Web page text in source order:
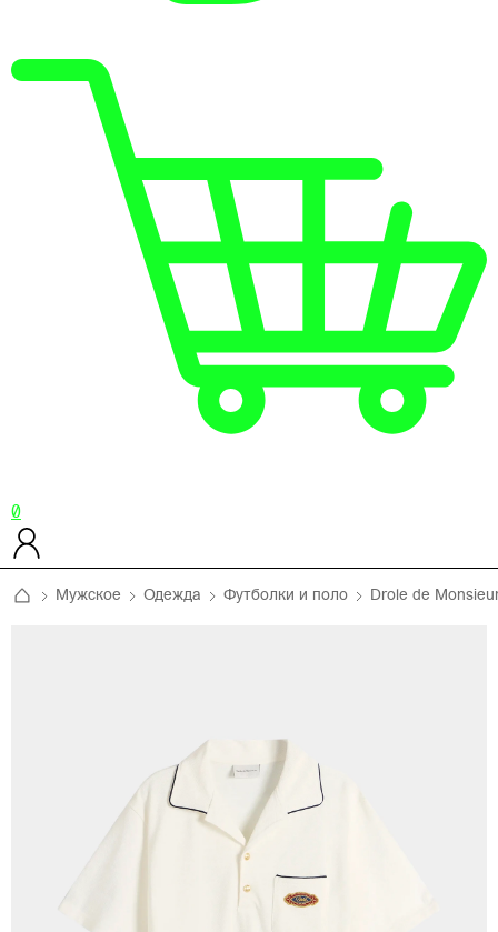
0
Мужское Одежда Футболки и поло Drole de